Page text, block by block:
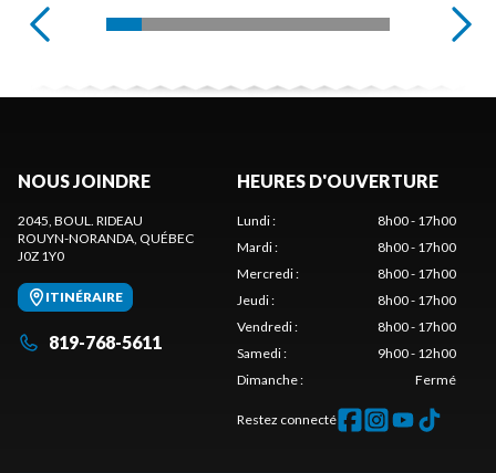
NOUS JOINDRE
2045, BOUL. RIDEAU
ROUYN-NORANDA, QUÉBEC
J0Z 1Y0
ITINÉRAIRE
819-768-5611
HEURES D'OUVERTURE
Lundi:
8h00 - 17h00
Mardi:
8h00 - 17h00
Mercredi:
8h00 - 17h00
Jeudi:
8h00 - 17h00
Vendredi:
8h00 - 17h00
Samedi:
9h00 - 12h00
Dimanche: Fermé
Restez connecté